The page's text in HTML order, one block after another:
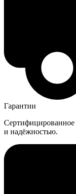
Гарантии
Сертифицированное
и надёжностью.